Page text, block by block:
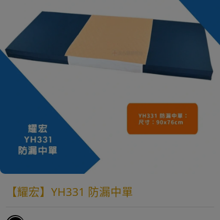
【耀宏】YH331 防漏中單